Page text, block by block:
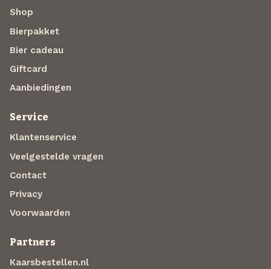
Shop
Bierpakket
Bier cadeau
Giftcard
Aanbiedingen
Service
Klantenservice
Veelgestelde vragen
Contact
Privacy
Voorwaarden
Partners
Kaarsbestellen.nl